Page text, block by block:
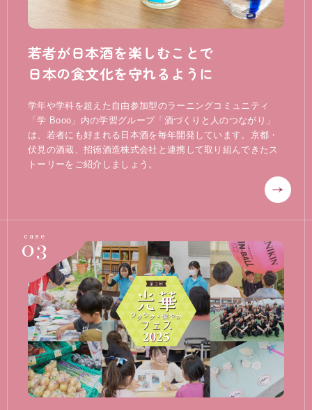
若者が日本酒を楽しむことで
日本の食文化を守れるように
学年や学科を超えた自由参加型のラーニングコミュニティ
「学 Booo」内の学習グループ「酒づくりと人のつながり」
は、若者にも好まれる日本酒を毎年開発しています。京都・
伏見の酒蔵、招徳酒造株式会社と連携して取り組んできたス
トーリーをご紹介しましょう。
03